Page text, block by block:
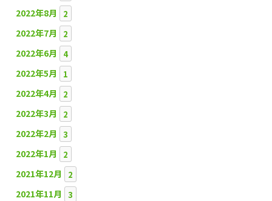
2022年8月 2
2022年7月 2
2022年6月 4
2022年5月 1
2022年4月 2
2022年3月 2
2022年2月 3
2022年1月 2
2021年12月 2
2021年11月 3